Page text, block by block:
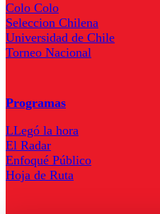
Colo Colo
Seleccion Chilena
Universidad de Chile
Torneo Nacional
Programas
LLegó la hora
El Radar
Enfoqué Público
Hoja de Ruta